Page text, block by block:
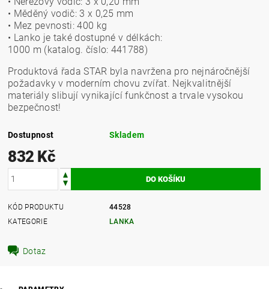
• Měděný vodič: 3 x 0,25 mm
• Mez pevnosti: 400 kg
• Lanko je také dostupné v délkách:
1000 m (katalog. číslo: 441788)
Produktová řada STAR byla navržena pro nejnáročnější
požadavky v moderním chovu zvířat. Nejkvalitnější
materiály slibují vynikající funkčnost a trvale vysokou
bezpečnost!
Dostupnost Skladem
832 Kč
KÓD PRODUKTU
44528
KATEGORIE
LANKA
Dotaz